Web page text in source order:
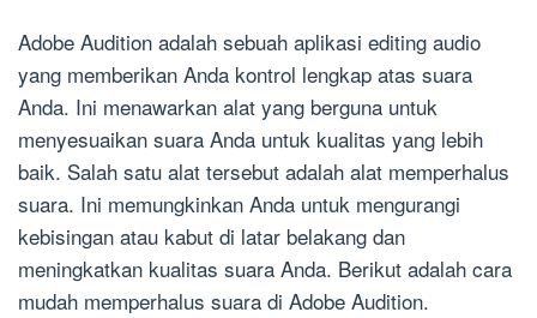
Adobe Audition adalah sebuah aplikasi editing audio
yang memberikan Anda kontrol lengkap atas suara
Anda. Ini menawarkan alat yang berguna untuk
menyesuaikan suara Anda untuk kualitas yang lebih
baik. Salah satu alat tersebut adalah alat memperhalus
suara. Ini memungkinkan Anda untuk mengurangi
kebisingan atau kabut di latar belakang dan
meningkatkan kualitas suara Anda. Berikut adalah cara
mudah memperhalus suara di Adobe Audition.